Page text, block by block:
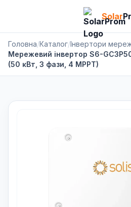
Solar
Головна/Каталог/Інвертори
Мережевий інвертор S6-
(50 кВт, 3 фази, 4 MPPT)